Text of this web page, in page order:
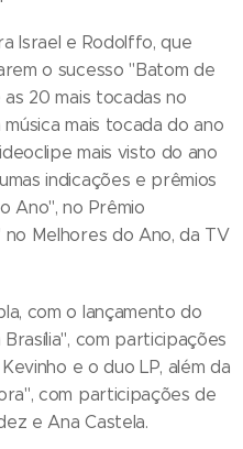
Israel e Rodolffo, que
o sucesso "Batom de
20 mais tocadas no
mais tocada do ano
mais visto do ano
indicações e prêmios
Ano", no Prêmio
no Melhores do Ano, da TV
com o lançamento do
com participações
e o duo LP, além da
com participações de
e Ana Castela.